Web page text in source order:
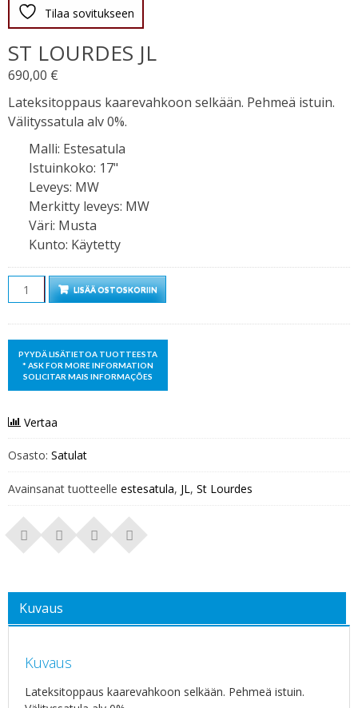
Tilaa sovitukseen
ST LOURDES JL
690,00 €
Lateksitoppaus kaarevahkoon selkään. Pehmeä istuin.
Välityssatula alv 0%.
Malli: Estesatula
Istuinkoko: 17"
Leveys: MW
Merkitty leveys: MW
Väri: Musta
Kunto: Käytetty
Määrä LISÄÄ OSTOSKORIIN
Vertaa
Osasto: Satulat
Avainsanat tuotteelle estesatula, JL, St Lourdes
Kuvaus
Kuvaus
Lateksitoppaus kaarevahkoon selkään. Pehmeä istuin.